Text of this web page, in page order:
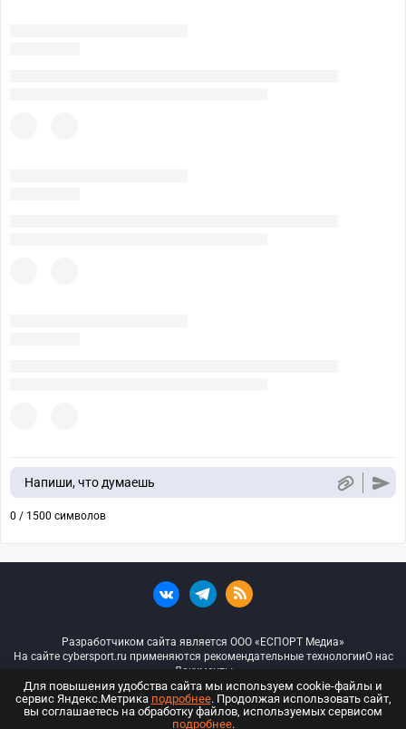
Напиши, что думаешь
0 / 1500 символов
Разработчиком сайта является ООО «ЕСПОРТ Медиа»
На сайте cybersport.ru применяются рекомендательные технологииО нас
Документы
© ООО «Киберспорт.ру» — Все права защищены
Для повышения удобства сайта мы используем cookie-файлы и
сервис Яндекс.Метрика подробнее. Продолжая использовать сайт,
вы соглашаетесь на обработку файлов, используемых сервисом
подробнее.